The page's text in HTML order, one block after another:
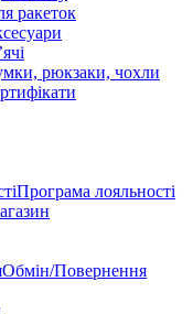
ракеток
рюкзаки, чохли
Програма лояльності
Обмін/Повернення